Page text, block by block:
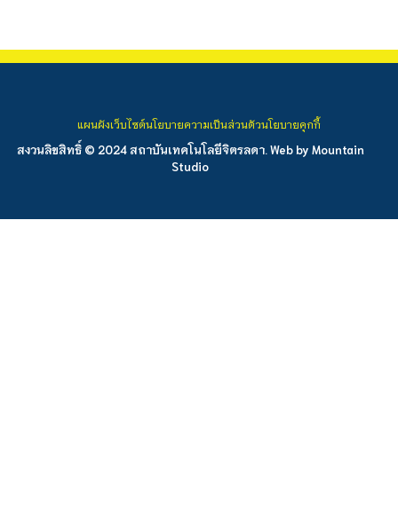
สงวนลิขสิทธิ์ © 2024 สถาบันเทคโนโลยีจิตรลดา. Web by Mountain
Studio
แผนผังเว็บไซต์นโยบายความเป็นส่วนตัวนโยบายคุกกี้